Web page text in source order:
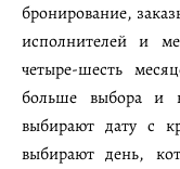
бронирование,
исполнителей и
четыре-шесть
больше выбора и
выбирают дату с
выбирают день,